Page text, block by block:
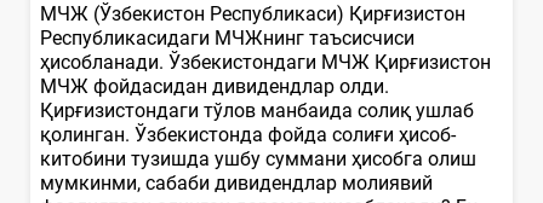
МЧЖ (Ўзбекистон Республикаси) Қирғизистон
Республикасидаги МЧЖнинг таъсисчиси
ҳисобланади. Ўзбекистондаги МЧЖ Қирғизистон
МЧЖ фойдасидан дивидендлар олди.
Қирғизистондаги тўлов манбаида солиқ ушлаб
қолинган. Ўзбекистонда фойда солиғи ҳисоб-
китобини тузишда ушбу суммани ҳисобга олиш
мумкинми, сабаби дивидендлар молиявий